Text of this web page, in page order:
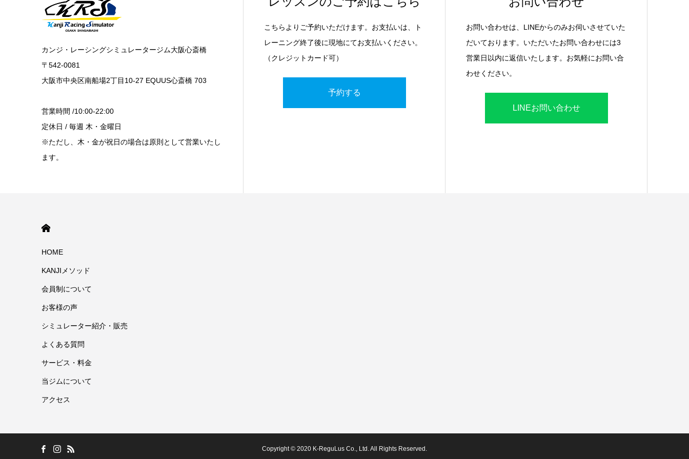
カンジ・レーシングシミュレータージム大阪心斎橋
〒542-0081
大阪市中央区南船場2丁目10-27 EQUUS心斎橋 703
営業時間 /10:00-22:00
定休日 / 毎週 木・金曜日
※ただし、木・金が祝日の場合は原則として営業いたし
ます。
こちらよりご予約いただけます。お支払いは、ト
レーニング終了後に現地にてお支払いください。
（クレジットカード可）
予約する
お問い合わせは、LINEからのみお伺いさせていた
だいております。いただいたお問い合わせには3
営業日以内に返信いたします。お気軽にお問い合
わせください。
LINEお問い合わせ
HOME
KANJIメソッド
会員制について
お客様の声
シミュレーター紹介・販売
よくある質問
サービス・料金
当ジムについて
アクセス
Copyright © 2020 K-ReguLus Co., Ltd. All Rights Reserved.